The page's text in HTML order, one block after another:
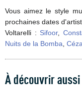
Vous aimez le style
prochaines dates
Voltarelli : Sifoor,
Nuits de la Bomba
À découvrir aussi